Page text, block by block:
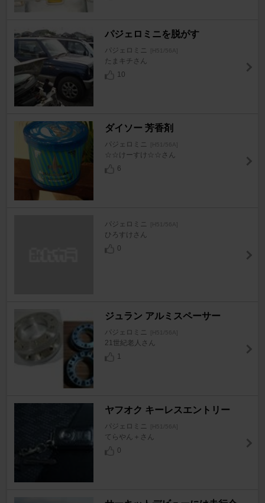
パジェロミニを脱がす
パジェロミニ [H51/56A]
たまキチさん
10
ダイソー 芳香剤
パジェロミニ [H51/56A]
☆☆けーすけ☆☆さん
6
パジェロミニ [H51/56A]
ひろすけさん
0
ジュラン アルミスペーサー
パジェロミニ [H51/56A]
21世紀老人さん
1
ヤフオク キーレスエントリー
パジェロミニ [H51/56A]
てらやん＋さん
0